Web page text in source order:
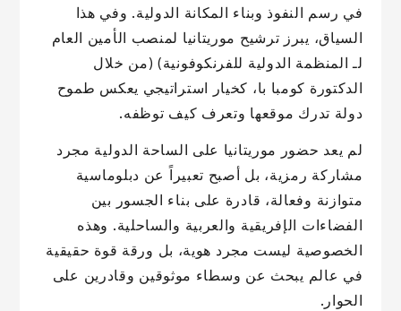
في رسم النفوذ وبناء المكانة الدولية. وفي هذا
السياق، يبرز ترشيح موريتانيا لمنصب الأمين العام
لـ المنظمة الدولية للفرنكوفونية) (من خلال
الدكتورة كومبا با، كخيار استراتيجي يعكس طموح
دولة تدرك موقعها وتعرف كيف توظفه.
لم يعد حضور موريتانيا على الساحة الدولية مجرد
مشاركة رمزية، بل أصبح تعبيراً عن دبلوماسية
متوازنة وفعالة، قادرة على بناء الجسور بين
الفضاءات الإفريقية والعربية والساحلية. وهذه
الخصوصية ليست مجرد هوية، بل ورقة قوة حقيقية
في عالم يبحث عن وسطاء موثوقين وقادرين على
الحوار.